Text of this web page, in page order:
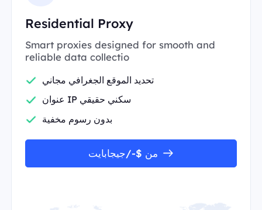
Residential Proxy
Smart proxies designed for smooth and
reliable data collectio
تحديد الموقع الجغرافي مجاني
عنوان IP سكني حقيقي
بدون رسوم مخفية
من $-/جيجابايت